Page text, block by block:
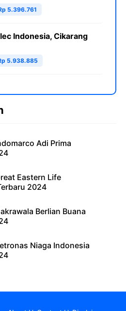
5.396.761
Indonesia, Cikarang
5.938.885
Adi Prima
Eastern Life
2024
Berlian Buana
Niaga Indonesia